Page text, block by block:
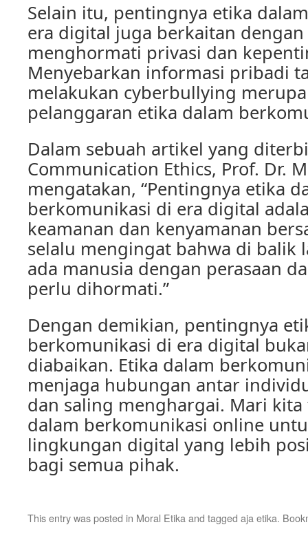
Selain itu, pentingnya etika
era digital juga berkaitan
menghormati privasi dan
Menyebarkan informasi pribadi
melakukan cyberbullying
pelanggaran etika dalam
Dalam sebuah artikel yang
Communication Ethics, Prof. Dr.
mengatakan, “Pentingnya etika
berkomunikasi di era digital
keamanan dan kenyamanan
selalu mengingat bahwa di balik
ada manusia dengan perasaan
perlu dihormati.”
Dengan demikian, pentingnya
berkomunikasi di era digital
diabaikan. Etika dalam
menjaga hubungan antar
dan saling menghargai. Mari
dalam berkomunikasi online
lingkungan digital yang lebih
bagi semua pihak.
This entry was posted in Moral Etika and tagged aja etika.